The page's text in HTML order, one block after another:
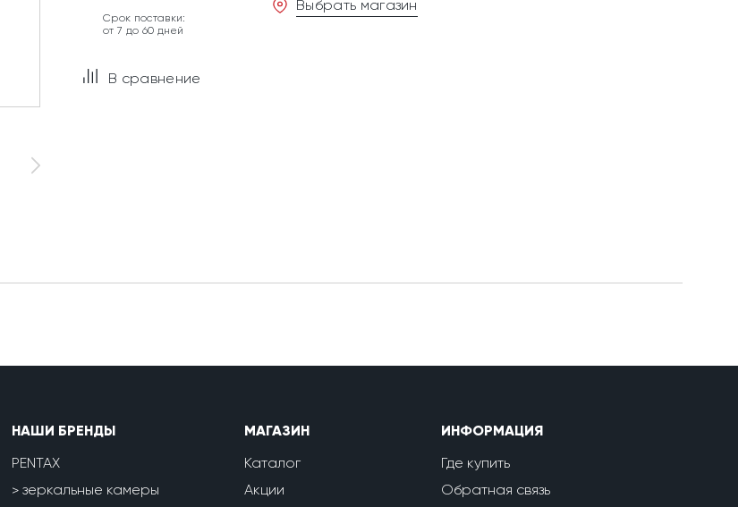
Срок поставки:
от 7 до 60 дней
В сравнение
Выбрать магазин
НАШИ БРЕНДЫ
PENTAX
зеркальные камеры
МАГАЗИН
Каталог
Акции
ИНФОРМАЦИЯ
Где купить
Обратная связь